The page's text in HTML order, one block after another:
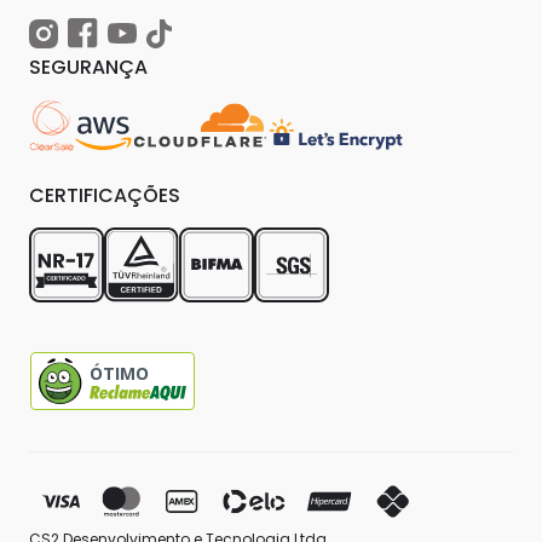
SEGURANÇA
CERTIFICAÇÕES
ÓTIMO